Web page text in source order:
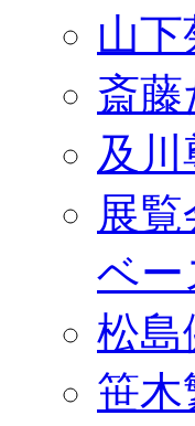
山
斎
及
展
ベー
松島
笹木